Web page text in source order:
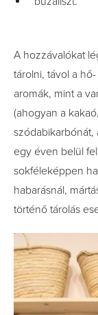
A hozzávalókat
tárolni, távol a
aromák, mint a
(ahogyan a
szódabikarbónát,
egy éven belül
sokféleképpen
habarásnál,
történő tárolás